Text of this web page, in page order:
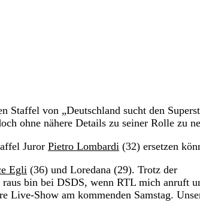
Staffel von „Deutschland sucht den
ohne nähere Details zu seiner Rolle zu
Juror Pietro Lombardi (32) ersetzen
Egli (36) und Loredana (29). Trotz der
bin bei DSDS, wenn RTL mich anruft
Live-Show am kommenden Samstag.